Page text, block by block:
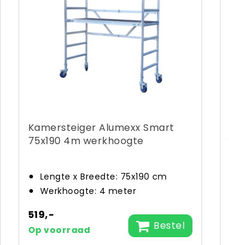
Kamersteiger Alumexx Smart
75x190 4m werkhoogte
Lengte x Breedte: 75x190 cm
Werkhoogte: 4 meter
519,-
Op voorraad Bestel